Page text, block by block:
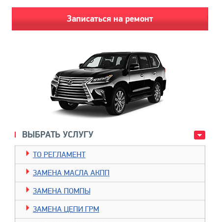
Записаться на ремонт
ВЫБРАТЬ УСЛУГУ
TO РЕГЛАМЕНТ
ЗАМЕНА МАСЛА АКПП
ЗАМЕНА ПОМПЫ
ЗАМЕНА ЦЕПИ ГРМ